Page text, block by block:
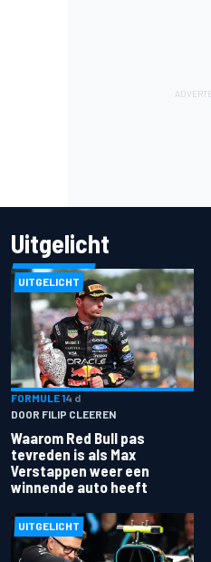
Uitgelicht
UITGELICHT
FORMULE 14 d
DOOR FILIP CLEEREN
Waarom Red Bull pas
tevreden is als Max
Verstappen weer een
winnende auto heeft
UITGELICHT